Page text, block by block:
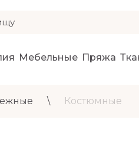
Мебельные Пряжа
\ Костюмные